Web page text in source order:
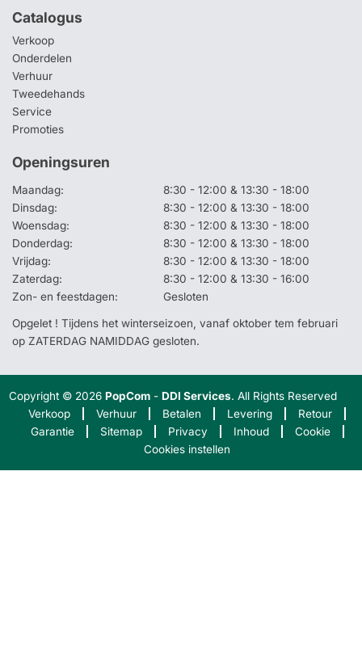
Catalogus
Verkoop
Onderdelen
Verhuur
Tweedehands
Service
Promoties
Openingsuren
Maandag:
8:30 - 12:00 & 13:30 - 18:00
Dinsdag:
8:30 - 12:00 & 13:30 - 18:00
Woensdag:
8:30 - 12:00 & 13:30 - 18:00
Donderdag:
8:30 - 12:00 & 13:30 - 18:00
Vrijdag:
8:30 - 12:00 & 13:30 - 18:00
Zaterdag:
8:30 - 12:00 & 13:30 - 16:00
Zon- en feestdagen:
Gesloten
Opgelet ! Tijdens het winterseizoen, vanaf oktober tem februari
op ZATERDAG NAMIDDAG gesloten.
Copyright © 2026PopCom -DDI Services. All Rights Reserved
Verkoop
Verhuur Betalen Levering
Retour
Garantie
Sitemap Privacy Inhoud
Cookie
Cookies instellen